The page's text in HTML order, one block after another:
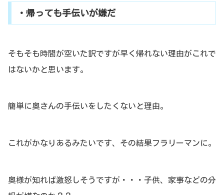
・帰っても手伝いが嫌だ
そもそも時間が空いた訳ですが早く帰れない理由がこれで
はないかと思います。
簡単に奥さんの手伝いをしたくないと理由。
これがかなりあるみたいです、その結果フラリーマンに。
奥様が知れば激怒しそうですが・・・子供、家事などの分